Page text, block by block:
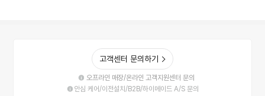
고객센터 문의하기
오프라인 매장/온라인 고객지원센터 문의
안심 케어/이전설치/B2B/하이메이드 A/S 문의